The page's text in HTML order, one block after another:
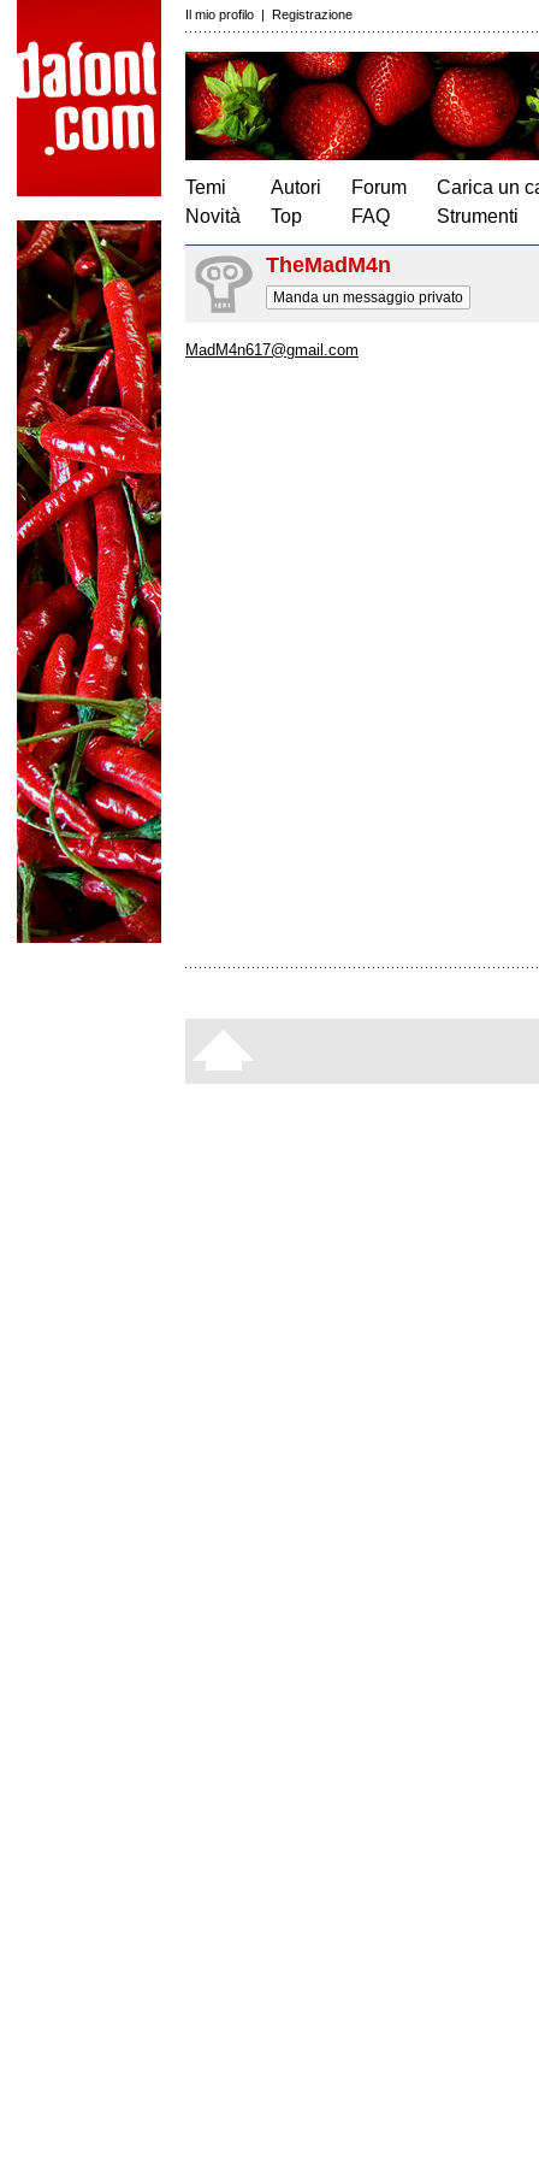
Il mio profilo | Registrazione
Temi
Novità
Autori
Top
Forum
FAQ
Carica un
Strumenti
TheMadM4n
Manda un messaggio privato
MadM4n617@gmail.com